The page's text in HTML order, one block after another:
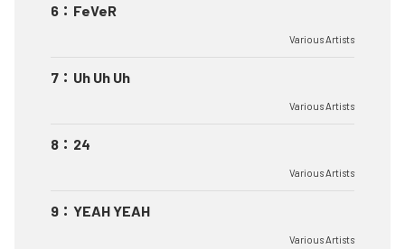
6 ： FeVeR
Various Artists
7 ： Uh Uh Uh
Various Artists
8 ： 24
Various Artists
9 ： YEAH YEAH
Various Artists